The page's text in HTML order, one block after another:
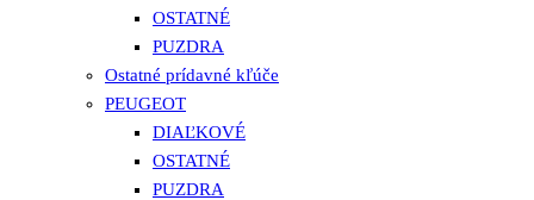
OSTATNÉ
PUZDRA
Ostatné prídavné kľúče
PEUGEOT
DIAĽKOVÉ
OSTATNÉ
PUZDRA